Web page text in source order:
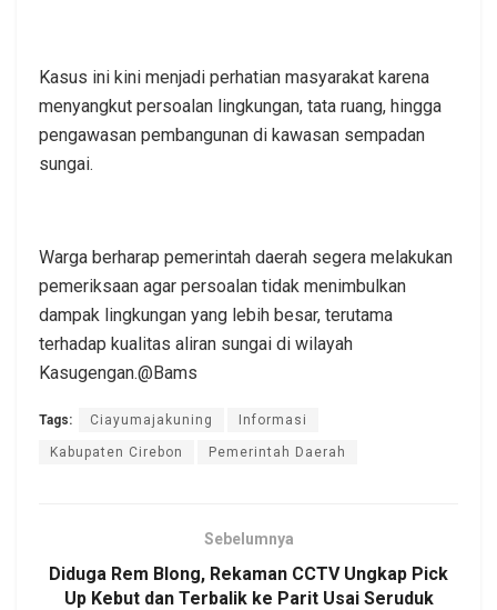
Kasus ini kini menjadi perhatian masyarakat karena
menyangkut persoalan lingkungan, tata ruang, hingga
pengawasan pembangunan di kawasan sempadan
sungai.
Warga berharap pemerintah daerah segera melakukan
pemeriksaan agar persoalan tidak menimbulkan
dampak lingkungan yang lebih besar, terutama
terhadap kualitas aliran sungai di wilayah
Kasugengan.@Bams
Tags: Ciayumajakuning Informasi
Kabupaten Cirebon Pemerintah Daerah
Sebelumnya
Diduga Rem Blong, Rekaman CCTV Ungkap Pick
Up Kebut dan Terbalik ke Parit Usai Seruduk